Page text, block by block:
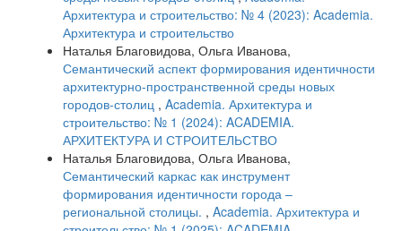
Архитектура и строительство: № 4 (2023): Academia.
Архитектура и строительство
Наталья Благовидова, Ольга Иванова,
Семантический аспект формирования идентичности
архитектурно-пространственной среды новых
городов-столиц , Academia. Архитектура и
строительство: № 1 (2024): ACADEMIA.
АРХИТЕКТУРА И СТРОИТЕЛЬСТВО
Наталья Благовидова, Ольга Иванова,
Семантический каркас как инструмент
формирования идентичности города –
региональной столицы. , Academia. Архитектура и